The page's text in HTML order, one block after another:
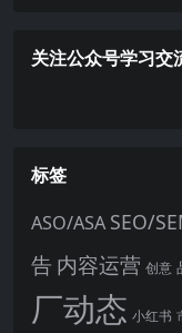
关注公众号学习交
标签
ASO/ASA SEO/
告 内容运营 创意
厂动态 小红书